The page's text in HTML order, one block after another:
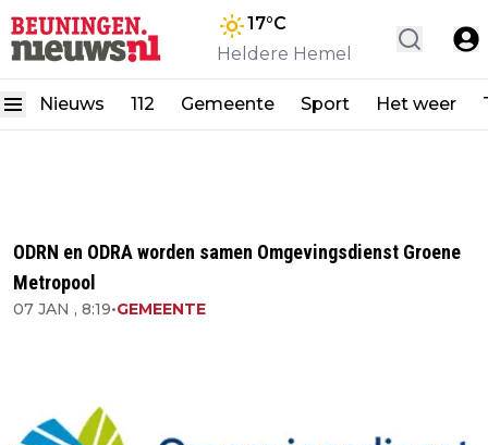
17°C
Heldere Hemel
Nieuws 112 Gemeente Sport Het weer
ODRN en ODRA worden samen Omgevingsdienst Groene
Metropool
07 JAN , 8:19•GEMEENTE